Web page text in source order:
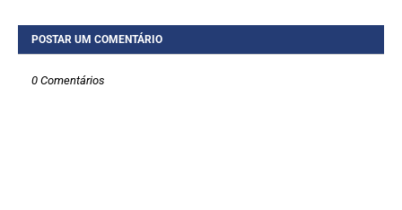
POSTAR UM COMENTÁRIO
0 Comentários